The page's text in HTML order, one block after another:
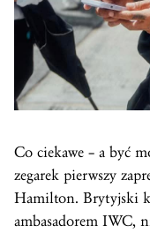
Co ciekawe – a być
zegarek pierwszy
Hamilton. Brytyjski
ambasadorem IWC,